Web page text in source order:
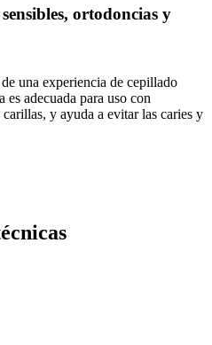
ortodoncias y
una experiencia de cepillado
es adecuada para uso con
y ayuda a evitar las caries y